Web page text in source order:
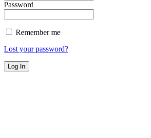
Password
Remember me
Lost your password?